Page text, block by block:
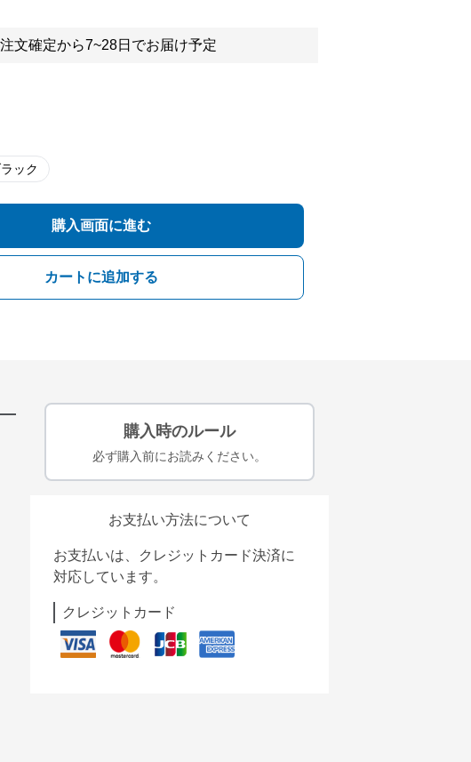
文確定から7~28日でお届け予定
ック
購入画面に進む
カートに追加する
購入時のルール
必ず購入前にお読みください。
お支払い方法について
お支払いは、クレジットカード決済に
対応しています。
クレジットカード